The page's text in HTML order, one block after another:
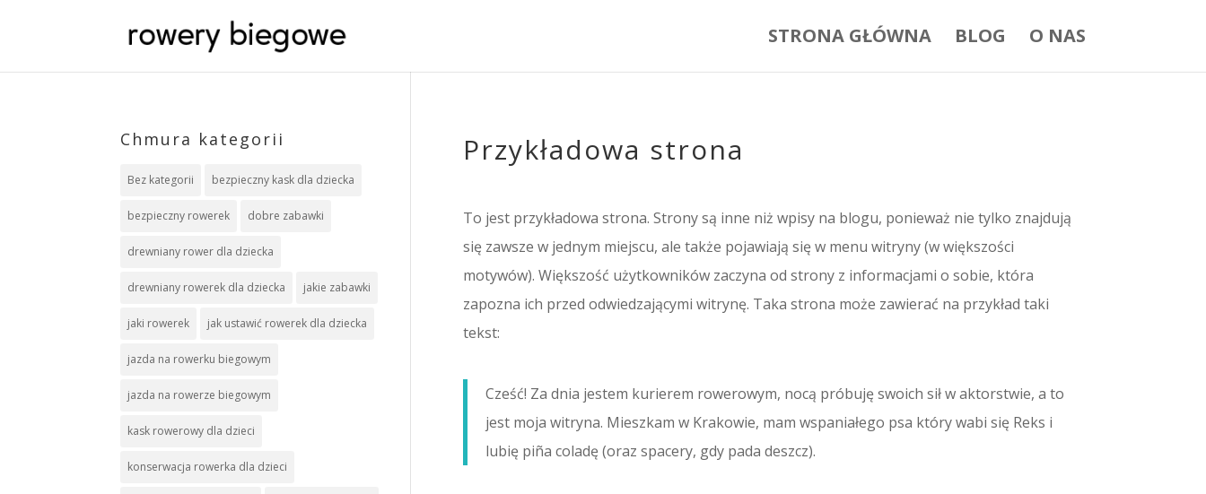
STRONA GŁÓWNA BLOG O NAS
Przykładowa strona
To jest przykładowa strona. Strony są inne niż wpisy na blogu, ponieważ nie tylko znajdują
się zawsze w jednym miejscu, ale także pojawiają się w menu witryny (w większości
motywów). Większość użytkowników zaczyna od strony z informacjami o sobie, która
zapozna ich przed odwiedzającymi witrynę. Taka strona może zawierać na przykład taki
tekst:
Cześć! Za dnia jestem kurierem rowerowym, nocą próbuję swoich sił w aktorstwie, a to
jest moja witryna. Mieszkam w Krakowie, mam wspaniałego psa który wabi się Reks i
lubię piña coladę (oraz spacery, gdy pada deszcz).
Chmura kategorii
Bez kategorii bezpieczny kask dla dziecka
bezpieczny rowerek dobre zabawki
drewniany rower dla dziecka
drewniany rowerek dla dziecka jakie zabawki
jaki rowerek jak ustawić rowerek dla dziecka
jazda na rowerku biegowym
jazda na rowerze biegowym
kask rowerowy dla dzieci
konserwacja rowerka dla dzieci